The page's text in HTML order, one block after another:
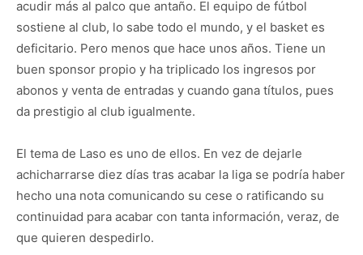
acudir más al palco que antaño. El equipo de fútbol
sostiene al club, lo sabe todo el mundo, y el basket es
deficitario. Pero menos que hace unos años. Tiene un
buen sponsor propio y ha triplicado los ingresos por
abonos y venta de entradas y cuando gana títulos, pues
da prestigio al club igualmente.
El tema de Laso es uno de ellos. En vez de dejarle
achicharrarse diez días tras acabar la liga se podría haber
hecho una nota comunicando su cese o ratificando su
continuidad para acabar con tanta información, veraz, de
que quieren despedirlo.